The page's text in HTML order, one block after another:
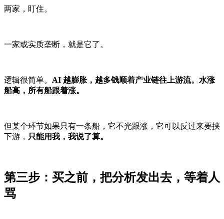
两家，盯住。
一家或实质垄断，就是它了。
逻辑很简单。 AI 越膨胀，越多钱顺着产业链往上游流。水涨
船高，所有船跟着涨。
但某个环节如果只有一条船，它不光跟涨，它可以反过来要挟
下游， 只能用我，我说了算。
第三步：买之前，把分析发出去，等着人
骂